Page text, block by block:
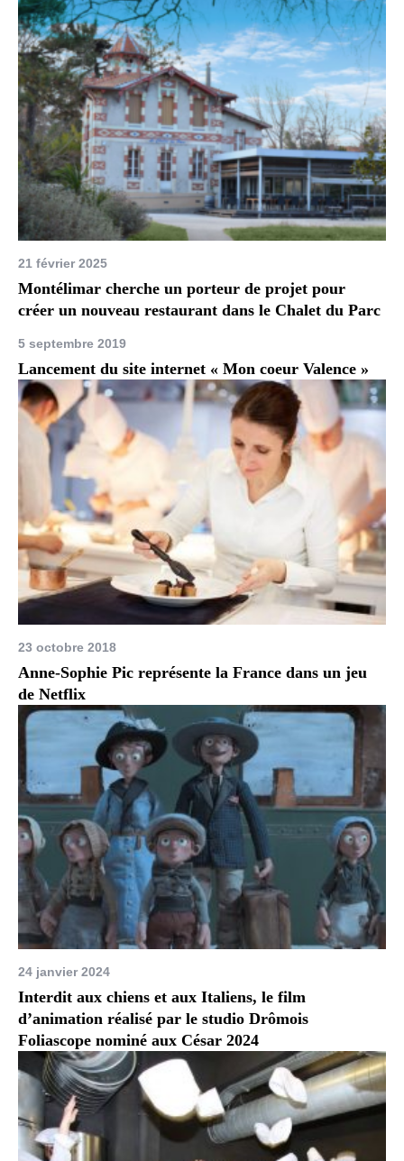
21 février 2025
Montélimar cherche un porteur de projet pour
créer un nouveau restaurant dans le Chalet du Parc
5 septembre 2019
Lancement du site internet « Mon coeur Valence »
23 octobre 2018
Anne-Sophie Pic représente la France dans un jeu
de Netflix
24 janvier 2024
Interdit aux chiens et aux Italiens, le film
d’animation réalisé par le studio Drômois
Foliascope nominé aux César 2024